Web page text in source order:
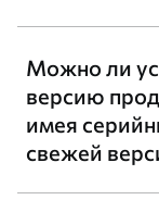
Можно ли
версию
имея
свежей